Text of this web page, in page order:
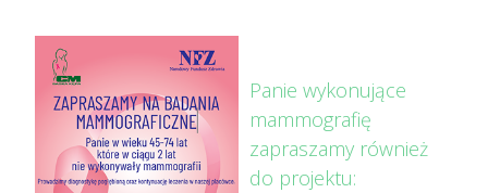
Panie wykonujące
mammografię
zapraszamy również
do projektu: